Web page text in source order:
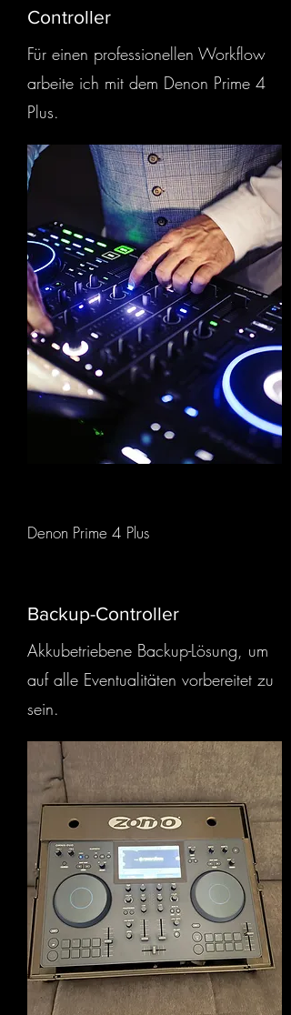
Controller
Für einen professionellen Workflow
arbeite ich mit dem Denon Prime 4
Plus.
Denon Prime 4 Plus
Backup-Controller
Akkubetriebene Backup-Lösung, um
auf alle Eventualitäten vorbereitet zu
sein.